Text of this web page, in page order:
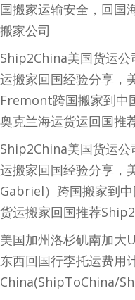
国搬家运输安全，回国
搬家公司
Ship2China美国货运
运搬家回国经验分享，
Fremont跨国搬家到中
奥克兰海运货运回国推
Ship2China美国货运
运搬家回国经验分享，
Gabriel）跨国搬家到
货运搬家回国推荐
美国加州洛杉矶南加大
东西回国行李托运费用
China(ShipToChina/